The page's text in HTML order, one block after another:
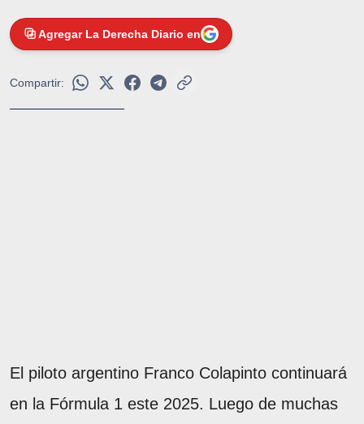
Agregar La Derecha Diario en
Compartir:
El piloto argentino Franco Colapinto continuará
en la Fórmula 1 este 2025. Luego de muchas